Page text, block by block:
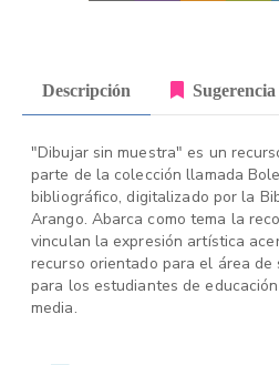
Descripción
"Dibujar sin muestra" es un
parte de la colección llamada
bibliográfico, digitalizado por la
Arango. Abarca como tema la
vinculan la expresión artística
recurso orientado para el área de
para los estudiantes de
media.